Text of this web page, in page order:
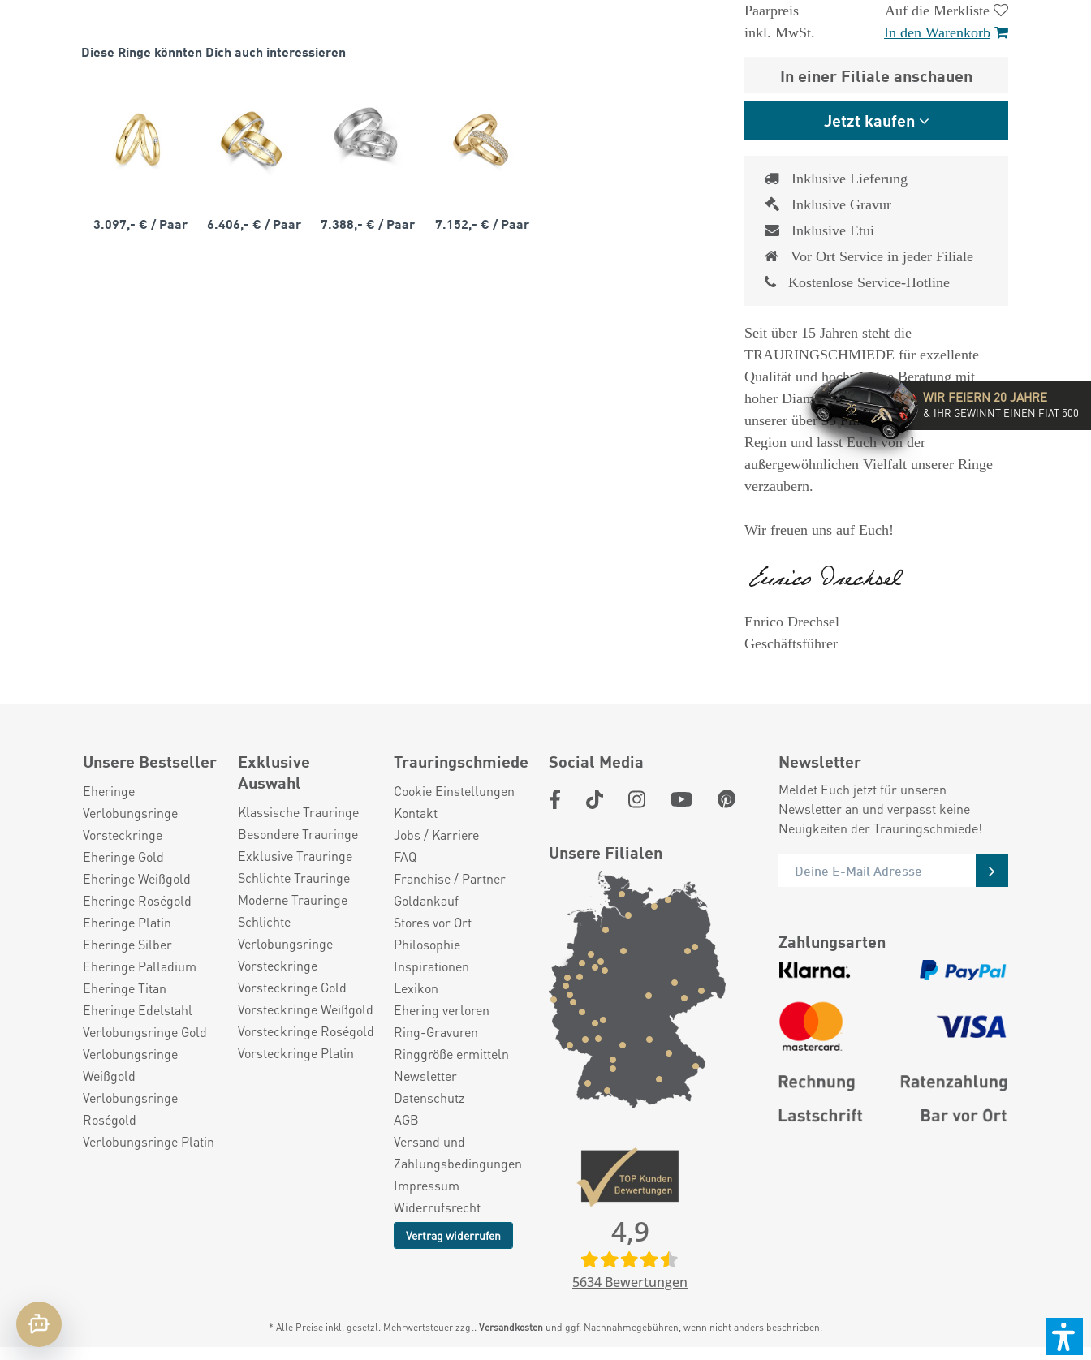
Diese Ringe könnten Dich auch interessieren
3.097,- € / Paar 6.406,- €/ Paar 7.388,- €/ Paar 7.152,- € / Paar
Paarpreis
inkl. MwSt.
Auf die Merkliste
In den Warenkorb
In einer Filiale anschauen
Jetzt kaufen
Inklusive Lieferung
Inklusive Gravur
Inklusive Etui
Vor Ort Service in jeder Filiale
Kostenlose Service-Hotline
Seit über 15 Jahren steht die
TRAURINGSCHMIEDE für exzellente
Qualität und hochwertige Beratung mit
hoher Diamantkompetenz. Besucht eine
unserer über 35 Filialen in der DACH-
Region und lasst Euch von der
außergewöhnlichen Vielfalt unserer Ringe
verzaubern.
Wir freuen uns auf Euch!
Enrico Drechsel
Geschäftsführer
Unsere Bestseller
Eheringe
Verlobungsringe
Vorsteckringe
Eheringe Gold
Eheringe Weißgold
Eheringe Roségold
Eheringe Platin
Eheringe Silber
Eheringe Palladium
Eheringe Titan
Eheringe Edelstahl
Verlobungsringe Gold
Verlobungsringe
Weißgold
Verlobungsringe
Roségold
Verlobungsringe Platin
Exklusive
Auswahl
Klassische Trauringe
Besondere Trauringe
Exklusive Trauringe
Schlichte Trauringe
Moderne Trauringe
Schlichte
Verlobungsringe
Vorsteckringe
Vorsteckringe Gold
Vorsteckringe Weißgold
Vorsteckringe Roségold
Vorsteckringe Platin
Trauringschmiede
Cookie Einstellungen
Kontakt
Jobs / Karriere
FAQ
Franchise / Partner
Goldankauf
Stores vor Ort
Philosophie
Inspirationen
Lexikon
Ehering verloren
Ring-Gravuren
Ringgröße ermitteln
Newsletter
Datenschutz
AGB
Versand und
Zahlungsbedingungen
Impressum
Widerrufsrecht
Vertrag widerrufen
Social Media
Unsere Filialen
4,9
5634 Bewertungen
Newsletter
Meldet Euch jetzt für unseren
Newsletter an und verpasst keine
Neuigkeiten der Trauringschmiede!
Zahlungsarten
* Alle Preise inkl. gesetzl. Mehrwertsteuer zzgl. Versandkosten und ggf. Nachnahmegebühren, wenn nicht anders beschrieben.
WIR FEIERN 20 JAHRE
& IHR GEWINNT EINEN FIAT 500